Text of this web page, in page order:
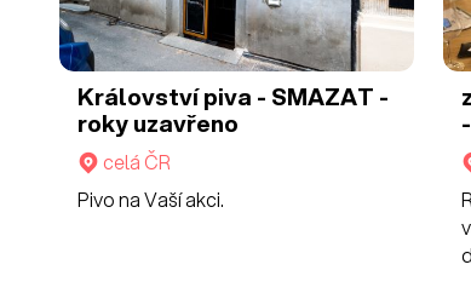
Království piva - SMAZAT -
roky uzavřeno
celá ČR
Pivo na Vaší akci.